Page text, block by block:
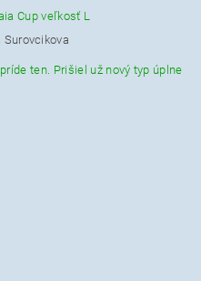
Cup veľkosť L
Surovcikova
ten. Prišiel už nový typ úplne